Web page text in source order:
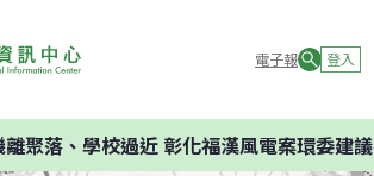
電子報 登入
、學校過近 彰化福漢風電案環委建議不應